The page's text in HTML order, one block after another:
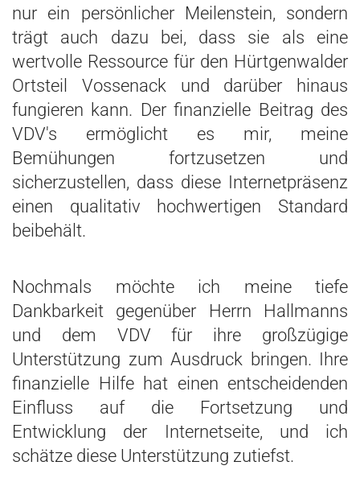
nur ein persönlicher Meilenstein, sondern
trägt auch dazu bei, dass sie als eine
wertvolle Ressource für den Hürtgenwalder
Ortsteil Vossenack und darüber hinaus
fungieren kann. Der finanzielle Beitrag des
VDV's ermöglicht es mir, meine
Bemühungen fortzusetzen und
sicherzustellen, dass diese Internetpräsenz
einen qualitativ hochwertigen Standard
beibehält.
Nochmals möchte ich meine tiefe
Dankbarkeit gegenüber Herrn Hallmanns
und dem VDV für ihre großzügige
Unterstützung zum Ausdruck bringen. Ihre
finanzielle Hilfe hat einen entscheidenden
Einfluss auf die Fortsetzung und
Entwicklung der Internetseite, und ich
schätze diese Unterstützung zutiefst.